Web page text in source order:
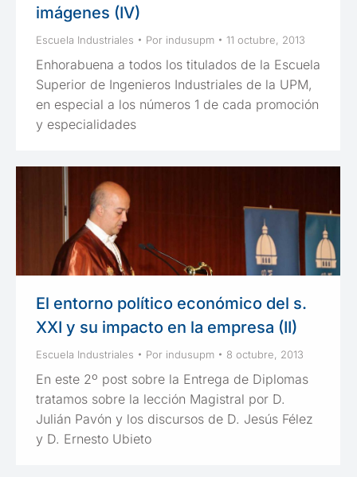
imágenes (IV)
Escuela Industriales Por indusupm 11 octubre, 2013
Enhorabuena a todos los titulados de la Escuela
Superior de Ingenieros Industriales de la UPM,
en especial a los números 1 de cada promoción
y especialidades
El entorno político económico del s.
XXI y su impacto en la empresa (II)
Escuela Industriales Por indusupm 8 octubre, 2013
En este 2º post sobre la Entrega de Diplomas
tratamos sobre la lección Magistral por D.
Julián Pavón y los discursos de D. Jesús Félez
y D. Ernesto Ubieto